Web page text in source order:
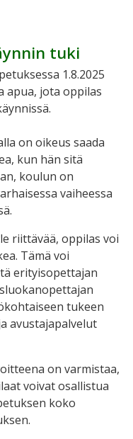
tuki
1.8.2025
apua, jota oppilas
on oikeus saada
kun hän sitä
koulun on
vaiheessa
riittävää, oppilas voi
Tämä voi
erityisopettajan
tukeen
avustajapalvelut
on varmistaa,
voivat osallistua
koko